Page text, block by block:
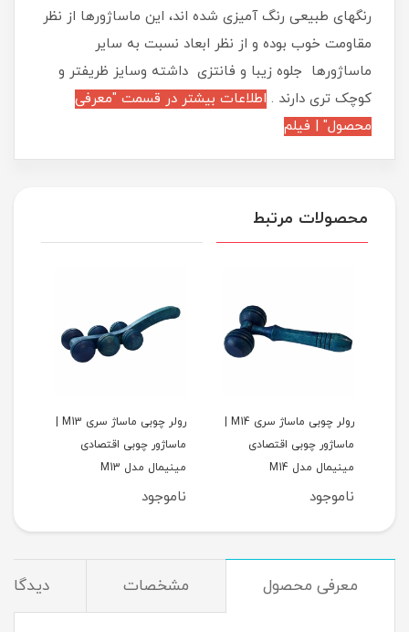
رنگهای طبیعی رنگ آمیزی شده اند، این ماساژورها از نظر
مقاومت خوب بوده و از نظر ابعاد نسبت به سایر
ماساژورها جلوه زیبا و فانتزی داشته وسایز ظریفتر و
کوچک تری دارند . اطلاعات بیشتر در قسمت "معرفی
محصول" | فیلم
محصولات مرتبط
ماساژور چوبی اقتصادی
مینیمال مدل M14
ناموجود
ماساژور چوبی اقتصادی
مینیمال مدل M13
ناموجود
معرفی محصول مشخصات